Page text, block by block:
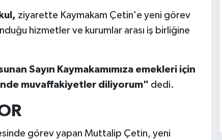
ziyarette Kaymakam Çetin'e yeni görev
hizmetler ve kurumlar arası iş birliğine
Sayın Kaymakamımıza emekleri için
muvaffakiyetler diliyorum" dedi.
görev yapan Muttalip Çetin, yeni